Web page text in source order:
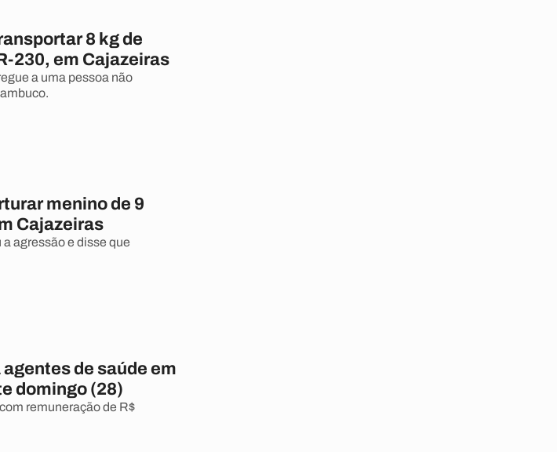
8 kg de
230, em Cajazeiras
a uma pessoa não
menino de 9
Cajazeiras
agressão e disse que
de saúde em
domingo (28)
remuneração de R$